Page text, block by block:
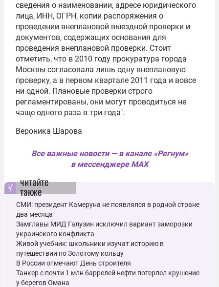
сведения о наименовании, адресе юридического
лица, ИНН, ОГРН, копии распоряжения о
проведении внеплановой выездной проверки и
документов, содержащих основания для
проведения внеплановой проверки. Стоит
отметить, что в 2010 году прокуратура города
Москвы согласовала лишь одну внеплановую
проверку, а в первом квартале 2011 года и вовсе
ни одной. Плановые проверки строго
регламентированы, они могут проводиться не
чаще одного раза в три года".
Вероника Шарова
Все важные новости — в канале «Регнум»
в мессенджере MAX
читайте
также
СМИ: президент Камеруна не появлялся в родной стране
два месяца
Замглавы МИД Галузин исключил вариант заморозки
украинского конфликта
Живой учебник: школьники изучат историю в
путешествии по Золотому кольцу
В России отмечают День строителя
Танкер с почти 1 млн баррелей нефти потерпел крушение
у берегов Омана